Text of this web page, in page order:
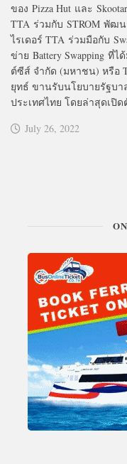
ของ Pizza Hut และ
TTA ร่วมกับ STROM พัฒ
ไรเดอร์ TTA ร่วมมือกับ
ข่าย Battery Swapping ที่
ต์ซีส์ จำกัด (มหาชน) หรือ
ยุทธ์ ขานรับนโยบายรัฐบ
ประเทศไทย โดยล่าสุดเปิ
July 26, 2022